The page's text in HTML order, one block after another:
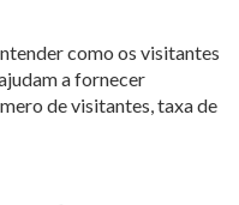
como os visitantes
a fornecer
de visitantes, taxa de